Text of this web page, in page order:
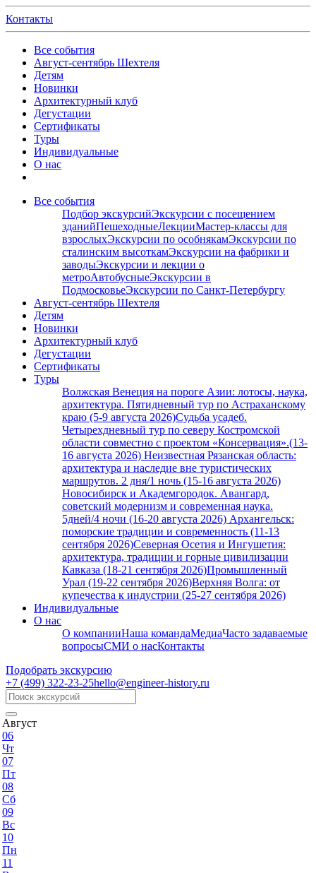
Контакты
Все события
Август-сентябрь Шехтеля
Детям
Новинки
Архитектурный клуб
Дегустации
Сертификаты
Туры
Индивидуальные
О нас
Все события
Подбор экскурсийЭкскурсии с посещением
зданийПешеходныеЛекцииМастер-классы для
взрослыхЭкскурсии по особнякамЭкскурсии по
сталинским высоткамЭкскурсии на фабрики и
заводыЭкскурсии и лекции о
метроАвтобусныеЭкскурсии в
ПодмосковьеЭкскурсии по Санкт-Петербургу
Август-сентябрь Шехтеля
Детям
Новинки
Архитектурный клуб
Дегустации
Сертификаты
Туры
Волжская Венеция на пороге Азии: лотосы, наука,
архитектура. Пятидневный тур по Астраханскому
краю (5-9 августа 2026)Судьба усадеб.
Четырехдневный тур по северу Костромской
области совместно с проектом «Консервация».(13-
16 августа 2026) Неизвестная Рязанская область:
архитектура и наследие вне туристических
маршрутов. 2 дня/1 ночь (15-16 августа 2026)
Новосибирск и Академгородок. Авангард,
советский модернизм и современная наука.
5дней/4 ночи (16-20 августа 2026) Архангельск:
поморские традиции и современность (11-13
сентября 2026)Северная Осетия и Ингушетия:
архитектура, традиции и горные цивилизации
Кавказа (18-21 сентября 2026)Промышленный
Урал (19-22 сентября 2026)Верхняя Волга: от
купечества к индустрии (25-27 сентября 2026)
Индивидуальные
О нас
О компанииНаша командаМедиаЧасто задаваемые
вопросыСМИ о насКонтакты
Подобрать экскурсию
+7 (499) 322-23-25hello@engineer-history.ru
Август
06
Чт
07
Пт
08
Сб
09
Вс
10
Пн
11